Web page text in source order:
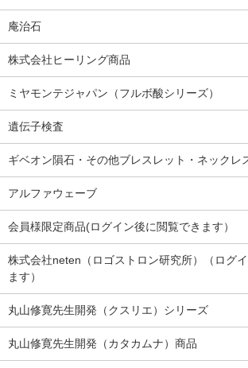
庵治石
株式会社ヒーリング商品
ミヤモンテジャパン（フルボ酸シリーズ）
遺伝子検査
ギベオン隕石・その他ブレスレット・ネックレ
アルファウェーブ
会員様限定商品(ログイン後に閲覧できます）
株式会社neten（ロゴストロン研究所）（ログ
ます）
丸山修寛先生開発（クスリエ）シリーズ
丸山修寛先生開発（カタカムナ）商品